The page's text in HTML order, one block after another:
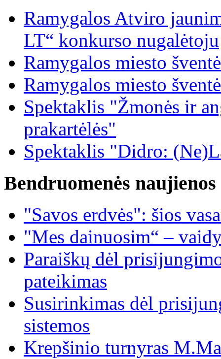
Ramygalos Atviro
LT“ konkurso nugalėtoju
Ramygalos miesto šventė
Ramygalos miesto šventė
Spektaklis "Žmonės ir
prakartėlės"
Spektaklis "Didro:
Bendruomenės naujienos
"Savos erdvės": šios
"Mes dainuosim“ –
Paraiškų dėl
pateikimas
Susirinkimas dėl
sistemos
Krepšinio turnyras